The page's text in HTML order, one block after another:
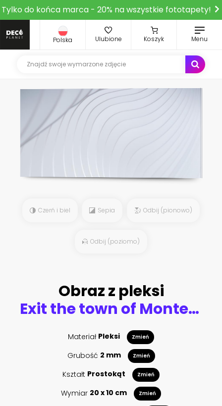
Tylko do końca marca - 20% na wszystkie fototapety!
Polska Ulubione Koszyk Menu
Czerń i biel Sepia Odbij (pionowo)
Odbij (poziomo)
Obraz z pleksi
Exit the town of Monteriggioni with views of the Tuscan landscap
Materiał Pleksi Zmień
Grubość 2 mm Zmień
Kształt Prostokąt Zmień
Wymiar 20 x 10 cm Zmień